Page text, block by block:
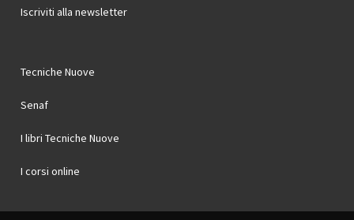
Iscriviti alla newsletter
Tecniche Nuove
Senaf
I libri Tecniche Nuove
I corsi online